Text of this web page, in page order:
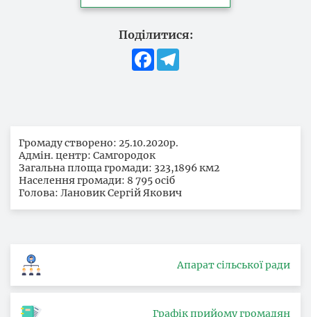
Поділитися:
Facebook
Громаду створено: 25.10.2020р.
Адмін. центр: Самгородок
Загальна площа громади: 323,1896 км2
Населення громади: 8 795 осіб
Голова: Лановик Сергій Якович
Апарат сільської ради
Графік прийому громадян